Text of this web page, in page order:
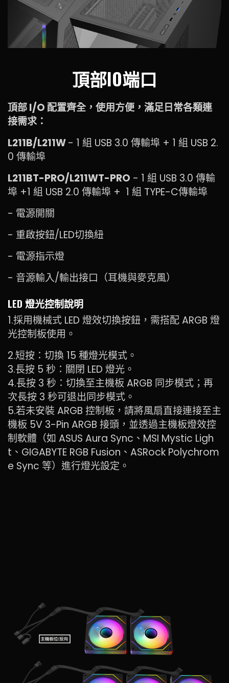
頂部IO端口
頂部 I/O 配置齊全，使用方便，滿足日常各類連
接需求：
L211B/L211W- 1 組 USB 3.0 傳輸埠 + 1 組 USB 2.
0 傳輸埠
L211BT-PRO/L211WT-PRO - 1 組 USB 3.0 傳輸
埠 +1 組 USB 2.0 傳輸埠 + 1 組 TYPE-C傳輸埠
- 電源開關
- 重啟按鈕/LED切換紐
- 電源指示燈
- 音源輸入/輸出接口（耳機與麥克風）
LED 燈光控制說明
1.採用機械式 LED 燈效切換按鈕，需搭配 ARGB 燈
光控制板使用。
2.短按：切換 15 種燈光模式。
3.長按 5 秒：關閉 LED 燈光。
4.長按 3 秒：切換至主機板 ARGB 同步模式；再
次長按 3 秒可退出同步模式。
5.若未安裝 ARGB 控制板，請將風扇直接連接至主
機板 5V 3-Pin ARGB 接頭，並透過主機板燈效控
制軟體（如 ASUS Aura Sync、MSI Mystic Ligh
t、GIGABYTE RGB Fusion、ASRock Polychrom
e Sync 等）進行燈光設定。